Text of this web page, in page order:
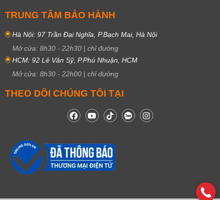
TRUNG TÂM BẢO HÀNH
Hà Nội: 97 Trần Đại Nghĩa, P.Bạch Mai, Hà Nội
Mở cửa: 8h30 - 22h30 | chỉ đường
HCM: 92 Lê Văn Sỹ, P.Phú Nhuận, HCM
Mở cửa: 8h30 - 22h00 | chỉ đường
THEO DÕI CHÚNG TÔI TẠI